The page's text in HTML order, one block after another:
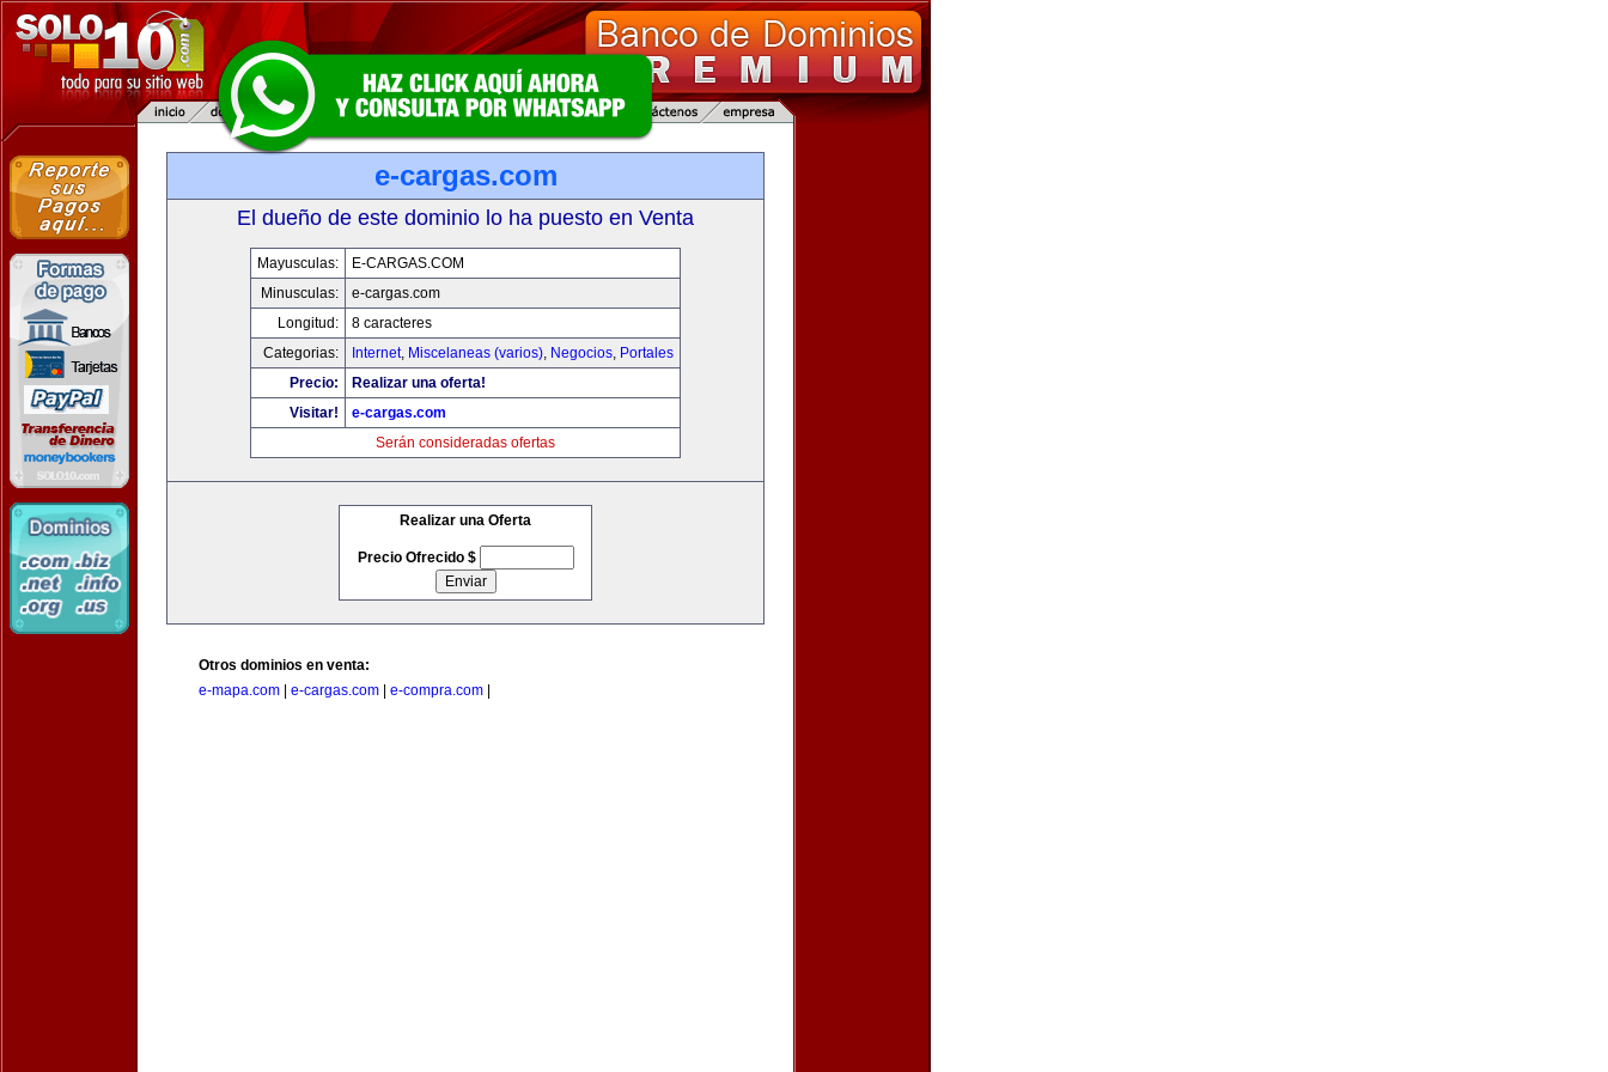
e-cargas.com
El dueño de este dominio lo ha puesto en Venta
Mayusculas:
E-CARGAS.COM
Minusculas:
e-cargas.com
Longitud:
8 caracteres
Categorias:
Internet, Miscelaneas (varios), Negocios, Portales
Precio:
Realizar una oferta!
Visitar!
e-cargas.com
Serán consideradas ofertas
Realizar una Oferta
Precio Ofrecido $
Otros dominios en venta:
e-mapa.com
e-cargas.com e-compra.com